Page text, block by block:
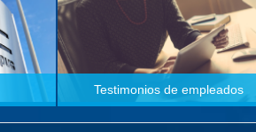
Testimonios de empleados